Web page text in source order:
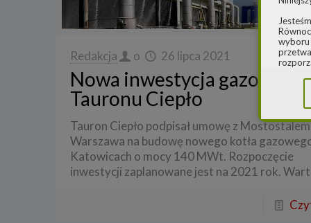
Redakcja o 26 lipca 2021
Nowa inwestycja gazowa
Tauronu Ciepło
Tauron Ciepło podpisał umowę z Mostostalem
Warszawa na budowę nowego kotła
Katowicach o mocy 140 MWt. Rozpoczęcie
inwestycji zaplanowane jest na 2021 rok.
wyboru
2.
ul.